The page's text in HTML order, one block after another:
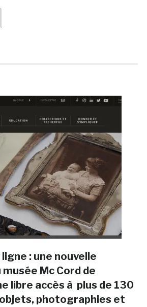
: une nouvelle
Mc Cord de
libre accès à plus de 130
photographies et